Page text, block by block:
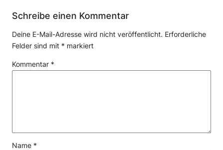
Schreibe einen Kommentar
Deine E-Mail-Adresse wird nicht veröffentlicht. Erforderliche
Felder sind mit * markiert
Kommentar *
Name *